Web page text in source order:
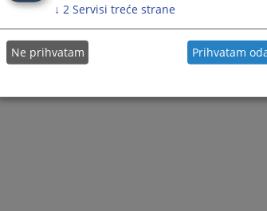
↓ 2 Servisi treće strane
Ne prihvatam Prihvatam